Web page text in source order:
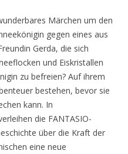
Märchen um den
gegen eines aus
Gerda, die sich
und Eiskristallen
zu befreien? Auf ihrem
bestehen, bevor sie
kann. In
die FANTASIO-
über die Kraft der
eine neue